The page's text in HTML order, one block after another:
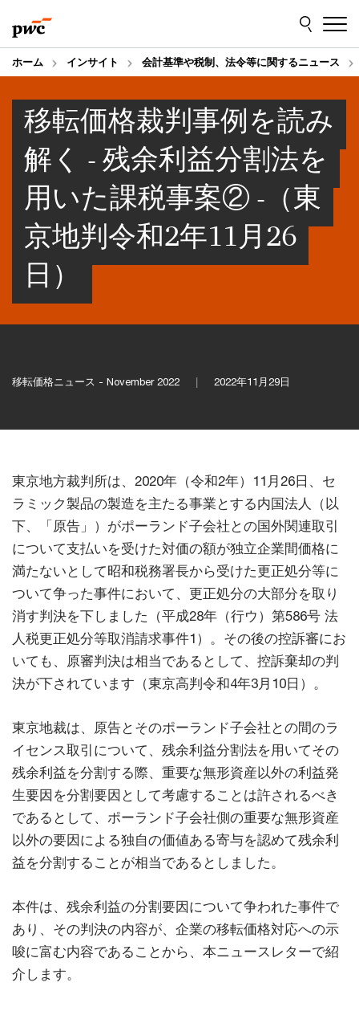
to
content
to
footer
ホーム インサイト 会計基準や税制、法令等に関するニュース
移転価格裁判事例を読み
解く - 残余利益分割法を
用いた課税事案② -（東
京地判令和2年11月26
日）
移転価格ニュース - November 2022 2022年11月29日
東京地方裁判所は、2020年（令和2年）11月26日、セ
ラミック製品の製造を主たる事業とする内国法人（以
下、「原告」）がポーランド子会社との国外関連取引
について支払いを受けた対価の額が独立企業間価格に
満たないとして昭和税務署長から受けた更正処分等に
ついて争った事件において、更正処分の大部分を取り
消す判決を下しました（平成28年（行ウ）第586号 法
人税更正処分等取消請求事件1）。その後の控訴審にお
いても、原審判決は相当であるとして、控訴棄却の判
決が下されています（東京高判令和4年3月10日）。
東京地裁は、原告とそのポーランド子会社との間のラ
イセンス取引について、残余利益分割法を用いてその
残余利益を分割する際、重要な無形資産以外の利益発
生要因を分割要因として考慮することは許されるべき
であるとして、ポーランド子会社側の重要な無形資産
以外の要因による独自の価値ある寄与を認めて残余利
益を分割することが相当であるとしました。
本件は、残余利益の分割要因について争われた事件で
あり、その判決の内容が、企業の移転価格対応への示
唆に富む内容であることから、本ニュースレターで紹
介します。